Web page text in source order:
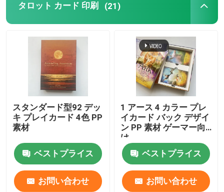
タロット カード 印刷 (21)
スタンダード型92 デッ
キ プレイカード 4色 PP
素材
ベストプライス
お問い合わせ
1 アース 4 カラー プレ
イカード バック デザイ
ン PP 素材 ゲーマー向
け
ベストプライス
お問い合わせ